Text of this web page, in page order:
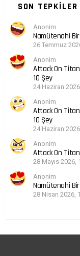
SON TEPKILER
Anonim
Namütenahi
26 Temmuz
Anonim
Attack On
10 Şey
24 Haziran
Anonim
Attack On
10 Şey
24 Haziran
Anonim
Attack On
28 Mayıs 2026,
Anonim
Namütenahi
28 Nisan 2026,